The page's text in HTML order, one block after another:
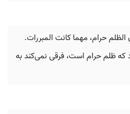
حرام، مهما كانت المبررات.
که ظلم حرام است، فرقی نمی‌کند به